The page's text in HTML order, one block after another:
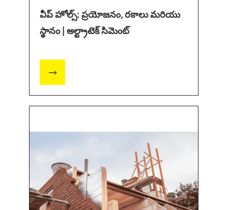
వీప్ హోల్స్: ప్రయోజనం, రకాలు మరియు
స్థానం | అల్ట్రాటెక్ సిమెంట్